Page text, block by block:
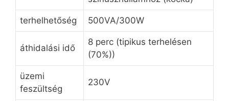
terhelhetőség 500VA/300W
áthidalási idő
8 perc (tipikus terhelésen
(70%))
üzemi
feszültség
230V